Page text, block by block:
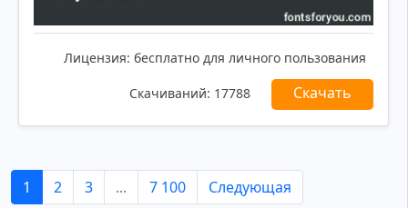
Лицензия: бесплатно для личного пользования
Скачиваний: 17788 Скачать
1 2 3 ... 7 100 Следующая